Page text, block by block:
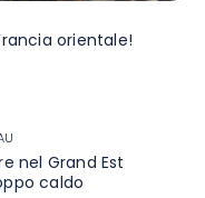
orientale!
nel Grand Est
caldo